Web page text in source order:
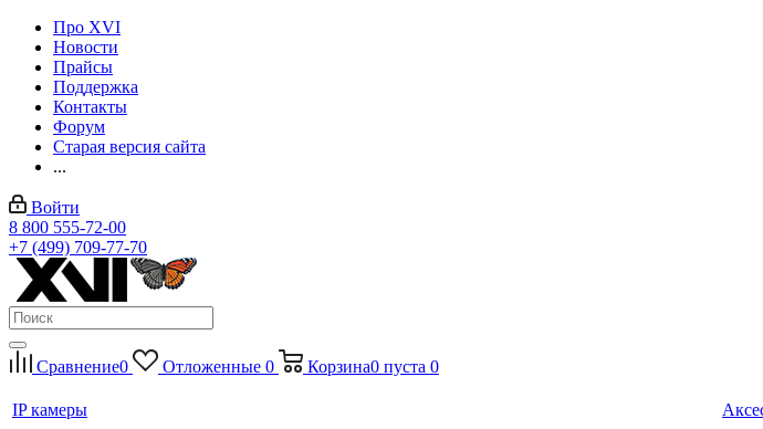
Про XVI
Новости
Прайсы
Поддержка
Контакты
Форум
Старая версия сайта
...
Войти
8 800 555-72-00
+7 (499) 709-77-70
Сравнение0 Отложенные 0 Корзина0 пуста 0
IP камеры